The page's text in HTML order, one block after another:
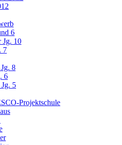
6
Jg. 10
7
8
6
5
Projektschule